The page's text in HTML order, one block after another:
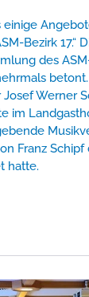
einige
Bezirk 17.“
des
Josef Werner
im
Franz Schipf
hatte.